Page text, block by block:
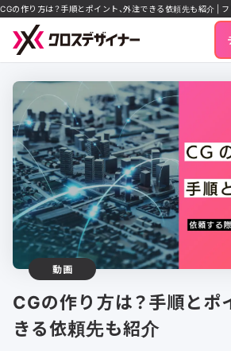
CGの作り方は？手順とポイント、外注できる依頼先も紹介 |
動画
CGの作り方は？手順とポ
きる依頼先も紹介